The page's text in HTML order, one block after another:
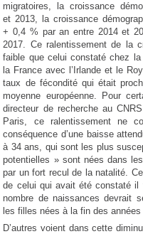
migratoires, la croissance
et 2013, la croissance
+ 0,4 % par an entre 2014 et
2017. Ce ralentissement de la
faible que celui constaté chez
la France avec l’Irlande et le
taux de fécondité qui était
moyenne européenne. Pour
directeur de recherche au
Paris, ce ralentissement ne
conséquence d’une baisse
à 34 ans, qui sont les plus
potentielles » sont nées dans
par un fort recul de la natalité.
de celui qui avait été constaté
nombre de naissances devrait
les filles nées à la fin des
D’autres voient dans cette